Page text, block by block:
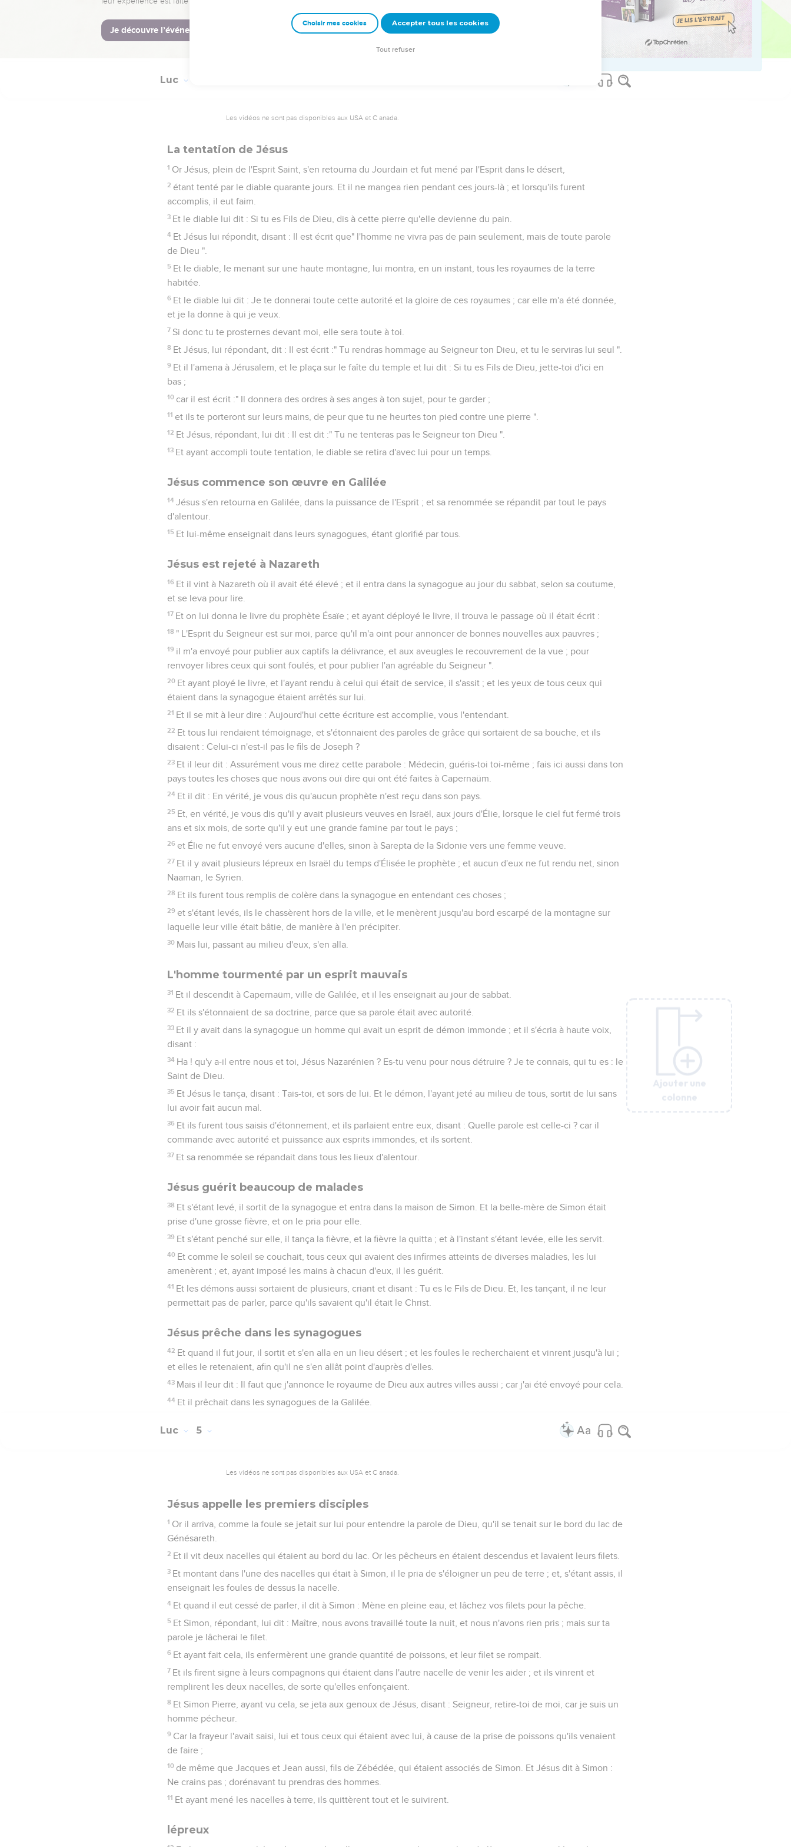
de Caïnan, d'Arphaxad, de Sem, de Noé, de Lamech,
37 de Mathusala, d'Énoch, de Jared, de Maléléel, de Caïnan,
Ajouter une
colonne
Luc
Les vidéos ne sont pas disponibles aux USA et C anada.
La tentation de Jésus
1 Or Jésus, plein de l'Esprit Saint, s'en retourna du Jourdain et fut mené par l'Esprit dans le désert,
2 étant tenté par le diable quarante jours. Et il ne mangea rien pendant ces jours-là ; et lorsqu'ils furent
accomplis, il eut faim.
3 Et le diable lui dit : Si tu es Fils de Dieu, dis à cette pierre qu'elle devienne du pain.
4 Et Jésus lui répondit, disant : Il est écrit que" l'homme ne vivra pas de pain seulement, mais de toute parole
de Dieu ".
5 Et le diable, le menant sur une haute montagne, lui montra, en un instant, tous les royaumes de la terre
habitée.
6 Et le diable lui dit : Je te donnerai toute cette autorité et la gloire de ces royaumes ; car elle m'a été donnée,
et je la donne à qui je veux.
7 Si donc tu te prosternes devant moi, elle sera toute à toi.
8 Et Jésus, lui répondant, dit : Il est écrit :" Tu rendras hommage au Seigneur ton Dieu, et tu le serviras lui seul ".
9 Et il l'amena à Jérusalem, et le plaça sur le faîte du temple et lui dit : Si tu es Fils de Dieu, jette-toi d'ici en
bas ;
10 car il est écrit :" Il donnera des ordres à ses anges à ton sujet, pour te garder ;
11 et ils te porteront sur leurs mains, de peur que tu ne heurtes ton pied contre une pierre ".
12 Et Jésus, répondant, lui dit : Il est dit :" Tu ne tenteras pas le Seigneur ton Dieu ".
13 Et ayant accompli toute tentation, le diable se retira d'avec lui pour un temps.
Jésus commence son œuvre en Galilée
14 Jésus s'en retourna en Galilée, dans la puissance de l'Esprit ; et sa renommée se répandit par tout le pays
d'alentour.
15 Et lui-même enseignait dans leurs synagogues, étant glorifié par tous.
Jésus est rejeté à Nazareth
16 Et il vint à Nazareth où il avait été élevé ; et il entra dans la synagogue au jour du sabbat, selon sa coutume,
et se leva pour lire.
17 Et on lui donna le livre du prophète Ésaïe ; et ayant déployé le livre, il trouva le passage où il était écrit :
18 " L'Esprit du Seigneur est sur moi, parce qu'il m'a oint pour annoncer de bonnes nouvelles aux pauvres ;
19 il m'a envoyé pour publier aux captifs la délivrance, et aux aveugles le recouvrement de la vue ; pour
renvoyer libres ceux qui sont foulés, et pour publier l'an agréable du Seigneur ".
20 Et ayant ployé le livre, et l'ayant rendu à celui qui était de service, il s'assit ; et les yeux de tous ceux qui
étaient dans la synagogue étaient arrêtés sur lui.
21 Et il se mit à leur dire : Aujourd'hui cette écriture est accomplie, vous l'entendant.
22 Et tous lui rendaient témoignage, et s'étonnaient des paroles de grâce qui sortaient de sa bouche, et ils
disaient : Celui-ci n'est-il pas le fils de Joseph ?
23 Et il leur dit : Assurément vous me direz cette parabole : Médecin, guéris-toi toi-même ; fais ici aussi dans ton
pays toutes les choses que nous avons ouï dire qui ont été faites à Capernaüm.
24 Et il dit : En vérité, je vous dis qu'aucun prophète n'est reçu dans son pays.
25 Et, en vérité, je vous dis qu'il y avait plusieurs veuves en Israël, aux jours d'Élie, lorsque le ciel fut fermé trois
ans et six mois, de sorte qu'il y eut une grande famine par tout le pays ;
26 et Élie ne fut envoyé vers aucune d'elles, sinon à Sarepta de la Sidonie vers une femme veuve.
27 Et il y avait plusieurs lépreux en Israël du temps d'Élisée le prophète ; et aucun d'eux ne fut rendu net, sinon
Naaman, le Syrien.
28 Et ils furent tous remplis de colère dans la synagogue en entendant ces choses ;
29 et s'étant levés, ils le chassèrent hors de la ville, et le menèrent jusqu'au bord escarpé de la montagne sur
laquelle leur ville était bâtie, de manière à l'en précipiter.
30 Mais lui, passant au milieu d'eux, s'en alla.
L'homme tourmenté par un esprit mauvais
31 Et il descendit à Capernaüm, ville de Galilée, et il les enseignait au jour de sabbat.
32 Et ils s'étonnaient de sa doctrine, parce que sa parole était avec autorité.
33 Et il y avait dans la synagogue un homme qui avait un esprit de démon immonde ; et il s'écria à haute voix,
disant :
34 Ha ! qu'y a-il entre nous et toi, Jésus Nazarénien ? Es-tu venu pour nous détruire ? Je te connais, qui tu es : le
Saint de Dieu.
35 Et Jésus le tança, disant : Tais-toi, et sors de lui. Et le démon, l'ayant jeté au milieu de tous, sortit de lui sans
lui avoir fait aucun mal.
36 Et ils furent tous saisis d'étonnement, et ils parlaient entre eux, disant : Quelle parole est celle-ci ? car il
commande avec autorité et puissance aux esprits immondes, et ils sortent.
37 Et sa renommée se répandait dans tous les lieux d'alentour.
Jésus guérit beaucoup de malades
38 Et s'étant levé, il sortit de la synagogue et entra dans la maison de Simon. Et la belle-mère de Simon était
prise d'une grosse fièvre, et on le pria pour elle.
39 Et s'étant penché sur elle, il tança la fièvre, et la fièvre la quitta ; et à l'instant s'étant levée, elle les servit.
40 Et comme le soleil se couchait, tous ceux qui avaient des infirmes atteints de diverses maladies, les lui
amenèrent ; et, ayant imposé les mains à chacun d'eux, il les guérit.
41 Et les démons aussi sortaient de plusieurs, criant et disant : Tu es le Fils de Dieu. Et, les tançant, il ne leur
permettait pas de parler, parce qu'ils savaient qu'il était le Christ.
Jésus prêche dans les synagogues
42 Et quand il fut jour, il sortit et s'en alla en un lieu désert ; et les foules le recherchaient et vinrent jusqu'à lui ;
et elles le retenaient, afin qu'il ne s'en allât point d'auprès d'elles.
43 Mais il leur dit : Il faut que j'annonce le royaume de Dieu aux autres villes aussi ; car j'ai été envoyé pour cela.
44 Et il prêchait dans les synagogues de la Galilée.
Ajouter une
colonne
Luc 5
Les vidéos ne sont pas disponibles aux USA et C anada.
Jésus appelle les premiers disciples
1 Or il arriva, comme la foule se jetait sur lui pour entendre la parole de Dieu, qu'il se tenait sur le bord du lac de
Génésareth.
2 Et il vit deux nacelles qui étaient au bord du lac. Or les pêcheurs en étaient descendus et lavaient leurs filets.
3 Et montant dans l'une des nacelles qui était à Simon, il le pria de s'éloigner un peu de terre ; et, s'étant assis, il
enseignait les foules de dessus la nacelle.
4 Et quand il eut cessé de parler, il dit à Simon : Mène en pleine eau, et lâchez vos filets pour la pêche.
5 Et Simon, répondant, lui dit : Maître, nous avons travaillé toute la nuit, et nous n'avons rien pris ; mais sur ta
parole je lâcherai le filet.
6 Et ayant fait cela, ils enfermèrent une grande quantité de poissons, et leur filet se rompait.
7 Et ils firent signe à leurs compagnons qui étaient dans l'autre nacelle de venir les aider ; et ils vinrent et
remplirent les deux nacelles, de sorte qu'elles enfonçaient.
8 Et Simon Pierre, ayant vu cela, se jeta aux genoux de Jésus, disant : Seigneur, retire-toi de moi, car je suis un
homme pécheur.
9 Car la frayeur l'avait saisi, lui et tous ceux qui étaient avec lui, à cause de la prise de poissons qu'ils venaient
de faire ;
10 de même que Jacques et Jean aussi, fils de Zébédée, qui étaient associés de Simon. Et Jésus dit à Simon :
Ne crains pas ; dorénavant tu prendras des hommes.
11 Et ayant mené les nacelles à terre, ils quittèrent tout et le suivirent.
lépreux
Ajouter une
colonne
Ajouter une
colonne
Ajouter une
colonne
Choisir mes cookies Accepter tous les cookies
Tout refuser